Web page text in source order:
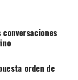
orden de